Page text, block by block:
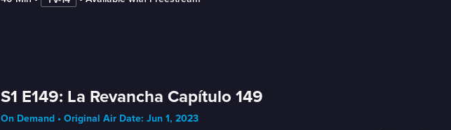
S1 E149: La Revancha Capítulo 149
On Demand • Original Air Date: Jun 1, 2023